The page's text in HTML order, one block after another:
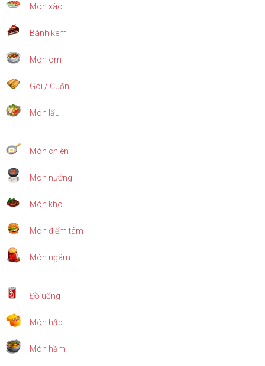
Món xào
Bánh kem
Món om
Gói / Cuốn
Món lẩu
Món chiên
Món nướng
Món kho
Món điểm tâm
Món ngâm
Đồ uống
Món hấp
Món hầm